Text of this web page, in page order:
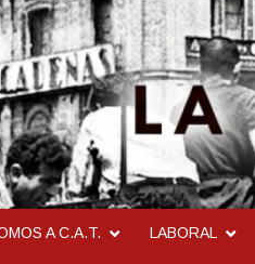
A C.A.T. LABORAL